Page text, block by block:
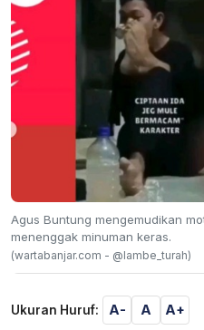
Agus Buntung mengemudikan
menenggak minuman keras.
(wartabanjar.com - @lambe_turah)
Ukuran Huruf: A- A A+